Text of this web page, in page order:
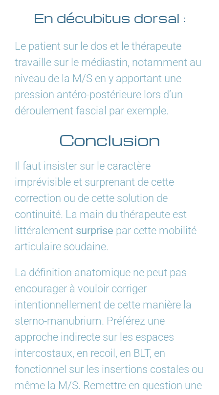
En décubitus dorsal :
Le patient sur le dos et le thérapeute
travaille sur le médiastin, notamment au
niveau de la M/S en y apportant une
pression antéro-postérieure lors d’un
déroulement fascial par exemple.
Conclusion
Il faut insister sur le caractère
imprévisible et surprenant de cette
correction ou de cette solution de
continuité. La main du thérapeute est
littéralement surprise par cette mobilité
articulaire soudaine.
La définition anatomique ne peut pas
encourager à vouloir corriger
intentionnellement de cette manière la
sterno-manubrium. Préférez une
approche indirecte sur les espaces
intercostaux, en recoil, en BLT, en
fonctionnel sur les insertions costales ou
même la M/S. Remettre en question une